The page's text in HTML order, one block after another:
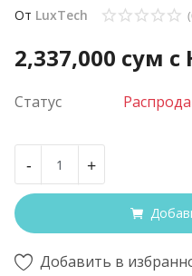
От LuxTech
2,337,000 сум с
Статус
- +
Добавить в